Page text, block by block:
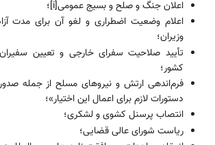
اعلان جنگ و صلح و بسیج عمومی[i]؛
اعلام وضعیت اضطراری و لغو آن برای مدت
وزیران؛
تأیید صلاحیت سفرای خارجی و تعیین سفیران
کشور؛
فرم‌‌‌‌‌‌‌‌‌‌‌‌‌‌‌‌‌‌‌‌‌‌‌‌اندهی ارتش و نیرو‌‌‌‌‌‌‌‌های مسلح از جمله
دستورات لازم برای اعمال این اختیار»؛
انتصاب پرسنل کشوی و لشکری؛
‌‌‌‌‌‌‌‌ریاست شورای عالی قضایی؛